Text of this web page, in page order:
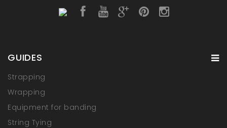
GUIDES
Strapping
Wrapping
Equipment for banding
String Tying